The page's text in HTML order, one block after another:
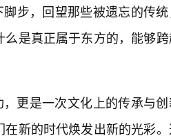
步，回望那些被遗忘的传
是真正属于东方的，能够
更是一次文化上的传承与创
新的时代焕发出新的光彩